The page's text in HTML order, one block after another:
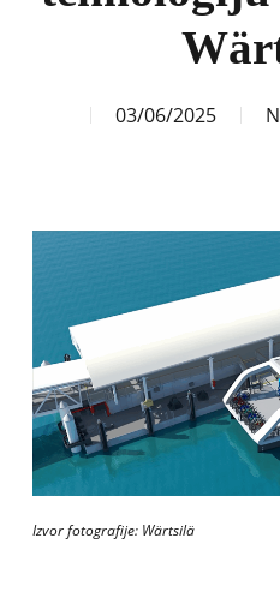
03/06/2025
Izvor fotografije: Wärtsilä